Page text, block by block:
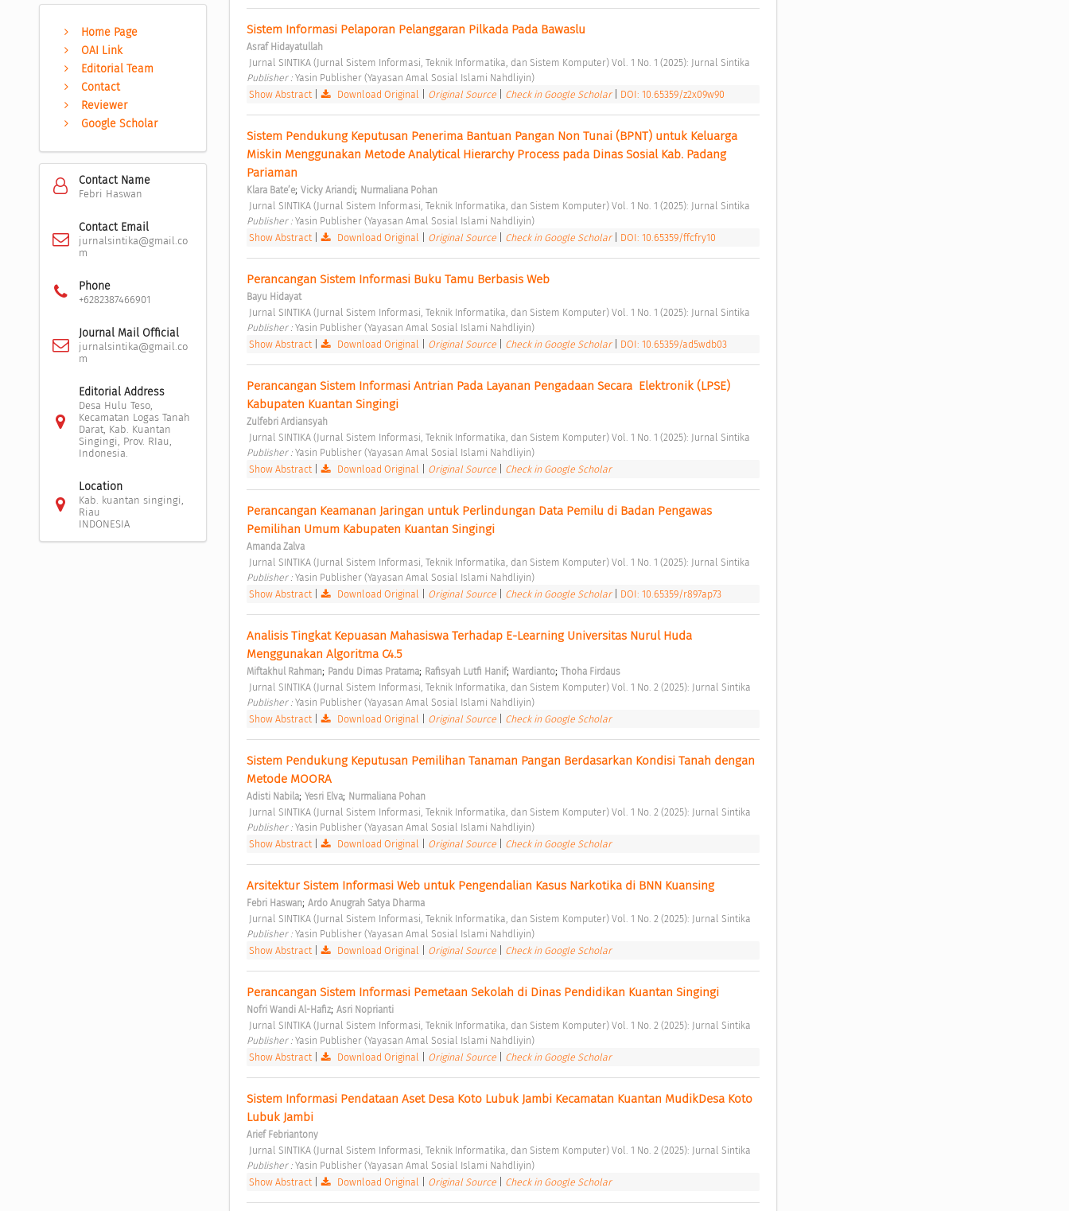
Home Page
OAI Link
Editorial Team
Contact
Reviewer
Google Scholar
Contact Name
Febri Haswan
Contact Email
jurnalsintika@gmail.co
m
Phone
+6282387466901
Journal Mail Official
jurnalsintika@gmail.co
m
Editorial Address
Desa Hulu Teso,
Kecamatan Logas Tanah
Darat, Kab. Kuantan
Singingi, Prov. RIau,
Indonesia.
Location
Kab. kuantan singingi,
Riau
INDONESIA
Sistem Informasi Pelaporan Pelanggaran Pilkada Pada Bawaslu
Asraf Hidayatullah
Jurnal SINTIKA (Jurnal Sistem Informasi, Teknik Informatika, dan Sistem Komputer) Vol. 1 No. 1 (2025): Jurnal Sintika
Publisher : Yasin Publisher (Yayasan Amal Sosial Islami Nahdliyin)
Show Abstract| Download Original Original Source Check in Google Scholar DOI: 10.65359/z2x09w90
Sistem Pendukung Keputusan Penerima Bantuan Pangan Non Tunai (BPNT) untuk Keluarga
Miskin Menggunakan Metode Analytical Hierarchy Process pada Dinas Sosial Kab. Padang
Pariaman
Klara Bate’e; Vicky Ariandi; Nurmaliana Pohan
Jurnal SINTIKA (Jurnal Sistem Informasi, Teknik Informatika, dan Sistem Komputer) Vol. 1 No. 1 (2025): Jurnal Sintika
Publisher : Yasin Publisher (Yayasan Amal Sosial Islami Nahdliyin)
Show Abstract| Download Original Original Source Check in Google Scholar DOI: 10.65359/ffcfry10
Perancangan Sistem Informasi Buku Tamu Berbasis Web
Bayu Hidayat
Jurnal SINTIKA (Jurnal Sistem Informasi, Teknik Informatika, dan Sistem Komputer) Vol. 1 No. 1 (2025): Jurnal Sintika
Publisher : Yasin Publisher (Yayasan Amal Sosial Islami Nahdliyin)
Show Abstract| Download Original Original Source Check in Google Scholar DOI: 10.65359/ad5wdb03
Perancangan Sistem Informasi Antrian Pada Layanan Pengadaan Secara  Elektronik (LPSE)
Kabupaten Kuantan Singingi
Zulfebri Ardiansyah
Jurnal SINTIKA (Jurnal Sistem Informasi, Teknik Informatika, dan Sistem Komputer) Vol. 1 No. 1 (2025): Jurnal Sintika
Publisher : Yasin Publisher (Yayasan Amal Sosial Islami Nahdliyin)
Show Abstract| Download Original Original Source Check in Google Scholar
Perancangan Keamanan Jaringan untuk Perlindungan Data Pemilu di Badan Pengawas
Pemilihan Umum Kabupaten Kuantan Singingi
Amanda Zalva
Jurnal SINTIKA (Jurnal Sistem Informasi, Teknik Informatika, dan Sistem Komputer) Vol. 1 No. 1 (2025): Jurnal Sintika
Publisher : Yasin Publisher (Yayasan Amal Sosial Islami Nahdliyin)
Show Abstract| Download Original Original Source Check in Google Scholar DOI: 10.65359/r897ap73
Analisis Tingkat Kepuasan Mahasiswa Terhadap E-Learning Universitas Nurul Huda
Menggunakan Algoritma C4.5
Miftakhul Rahman; Pandu Dimas Pratama; Rafisyah Lutfi Hanif; Wardianto; Thoha Firdaus
Jurnal SINTIKA (Jurnal Sistem Informasi, Teknik Informatika, dan Sistem Komputer) Vol. 1 No. 2 (2025): Jurnal Sintika
Publisher : Yasin Publisher (Yayasan Amal Sosial Islami Nahdliyin)
Show Abstract| Download Original Original Source Check in Google Scholar
Sistem Pendukung Keputusan Pemilihan Tanaman Pangan Berdasarkan Kondisi Tanah dengan
Metode MOORA
Adisti Nabila; Yesri Elva; Nurmaliana Pohan
Jurnal SINTIKA (Jurnal Sistem Informasi, Teknik Informatika, dan Sistem Komputer) Vol. 1 No. 2 (2025): Jurnal Sintika
Publisher : Yasin Publisher (Yayasan Amal Sosial Islami Nahdliyin)
Show Abstract| Download Original Original Source Check in Google Scholar
Arsitektur Sistem Informasi Web untuk Pengendalian Kasus Narkotika di BNN Kuansing
Febri Haswan; Ardo Anugrah Satya Dharma
Jurnal SINTIKA (Jurnal Sistem Informasi, Teknik Informatika, dan Sistem Komputer) Vol. 1 No. 2 (2025): Jurnal Sintika
Publisher : Yasin Publisher (Yayasan Amal Sosial Islami Nahdliyin)
Show Abstract| Download Original Original Source Check in Google Scholar
Perancangan Sistem Informasi Pemetaan Sekolah di Dinas Pendidikan Kuantan Singingi
Nofri Wandi Al-Hafiz; Asri Noprianti
Jurnal SINTIKA (Jurnal Sistem Informasi, Teknik Informatika, dan Sistem Komputer) Vol. 1 No. 2 (2025): Jurnal Sintika
Publisher : Yasin Publisher (Yayasan Amal Sosial Islami Nahdliyin)
Show Abstract| Download Original Original Source Check in Google Scholar
Sistem Informasi Pendataan Aset Desa Koto Lubuk Jambi Kecamatan Kuantan MudikDesa Koto
Lubuk Jambi
Arief Febriantony
Jurnal SINTIKA (Jurnal Sistem Informasi, Teknik Informatika, dan Sistem Komputer) Vol. 1 No. 2 (2025): Jurnal Sintika
Publisher : Yasin Publisher (Yayasan Amal Sosial Islami Nahdliyin)
Show Abstract| Download Original Original Source Check in Google Scholar